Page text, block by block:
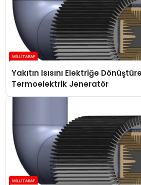
Yakıtın Isısını Elektriğe
Termoelektrik Jeneratör